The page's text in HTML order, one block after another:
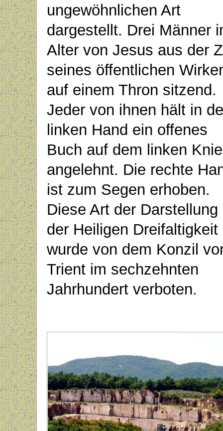
ungewöhnlichen Art
dargestellt. Drei Männer
Alter von Jesus aus der
seines öffentlichen
auf einem Thron sitzend.
Jeder von ihnen hält in
linken Hand ein offenes
Buch auf dem linken Knie
angelehnt. Die rechte
ist zum Segen erhoben.
Diese Art der Darstellung
der Heiligen Dreifaltigkeit
wurde von dem Konzil
Trient im sechzehnten
Jahrhundert verboten.